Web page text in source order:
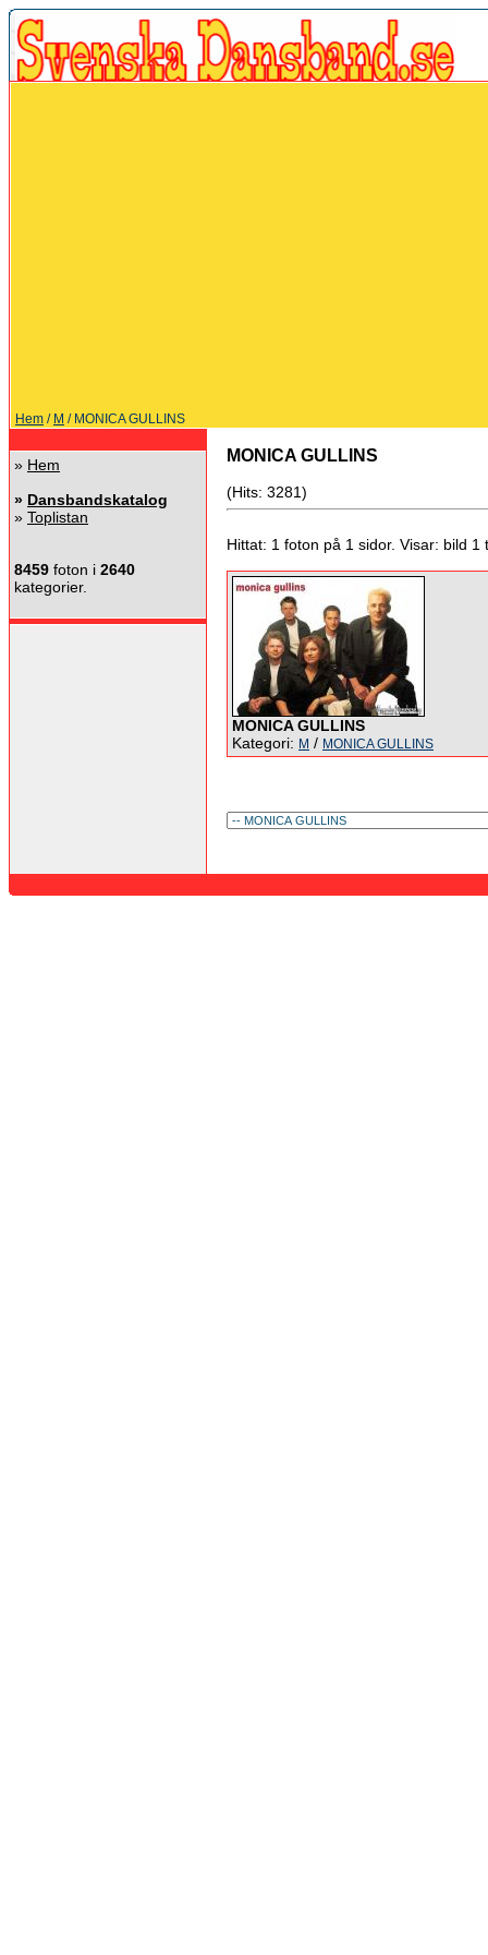
Hem / M / MONICA GULLINS
» Hem
» Dansbandskatalog
» Toplistan
8459 foton i 2640
kategorier.
MONICA GULLINS
(Hits: 3281)
Hittat: 1 foton på 1 sidor. Visar: bild 1
MONICA GULLINS
Kategori: M / MONICA GULLINS